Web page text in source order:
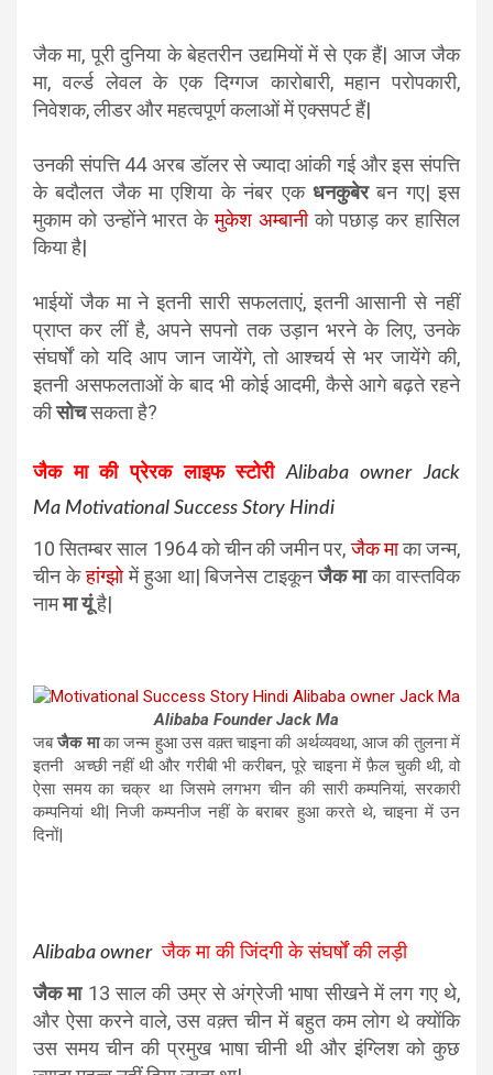
जैक मा, पूरी दुनिया के बेहतरीन उद्यमियों में से एक हैं| आज जैक
मा, वर्ल्ड लेवल के एक दिग्गज कारोबारी, महान परोपकारी,
निवेशक, लीडर और महत्वपूर्ण कलाओं में एक्सपर्ट हैं|
उनकी संपत्ति 44 अरब डॉलर से ज्यादा आंकी गई और इस संपत्ति
के बदौलत जैक मा एशिया के नंबर एक धनकुबेरबन गए| इस
मुकाम को उन्होंने भारत केमुकेश अम्बानीको पछाड़ कर हासिल
किया है|
भाईयों जैक मा ने इतनी सारी सफलताएं, इतनी आसानी से नहीं
प्राप्त कर लीं है, अपने सपनो तक उड़ान भरने के लिए, उनके
संघर्षों को यदि आप जान जायेंगे, तो आश्चर्य से भर जायेंगे की,
इतनी असफलताओं के बाद भी कोई आदमी, कैसे आगे बढ़ते रहने
कीसोचसकता है?
जैक मा की प्रेरक लाइफ स्टोरीAlibaba owner Jack
Ma Motivational Success Story Hindi
10 सितम्बर साल 1964 को चीन की जमीन पर,जैक माका जन्म,
चीन केहांग्झोमें हुआ था| बिजनेस टाइकूनजैक माका वास्तविक
नाममा यूंहै|
Alibaba Founder Jack Ma
जबजैक माका जन्म हुआ उस वक़्त चाइना की अर्थव्यवथा, आज की तुलना में
इतनी अच्छी नहीं थी और गरीबी भी करीबन, पूरे चाइना में फ़ैल चुकी थी, वो
ऐसा समय का चक्र था जिसमे लगभग चीन की सारी कम्पनियां, सरकारी
कम्पनियां थी| निजी कम्पनीज नहीं के बराबर हुआ करते थे, चाइना में उन
दिनों|
Alibaba owner जैक मा की जिंदगी के संघर्षों की लड़ी
जैक मा13 साल की उम्र से अंग्रेजी भाषा सीखने में लग गए थे,
और ऐसा करने वाले, उस वक़्त चीन में बहुत कम लोग थे क्योंकि
उस समय चीन की प्रमुख भाषा चीनी थी और इंग्लिश को कुछ